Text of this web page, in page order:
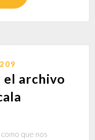
el archivo
que nos